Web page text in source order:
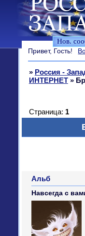
Нов.
Привет, Гость!
» Россия -
ИНТЕРНЕТ »
Страница: 1
Альб
Навсегда с